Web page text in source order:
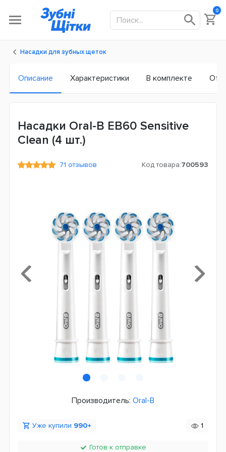
0
Насадки для зубных щеток
Описание Характеристики В комплекте
Насадки Oral-B EB60 Sensitive
Clean (4 шт.)
71 отзывов Код товара:700593
Производитель: Oral-B
Уже купили 990+ 1
Готов к отправке